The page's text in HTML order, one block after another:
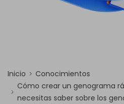
Inicio
Conocimientos
Cómo crear un genograma
necesitas saber sobre los